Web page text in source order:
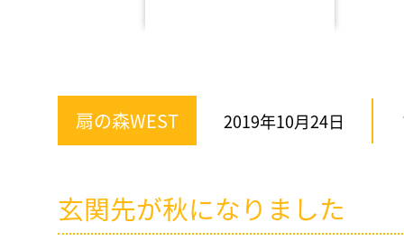
扇の森WEST 2019年10月24日
玄関先が秋になりました